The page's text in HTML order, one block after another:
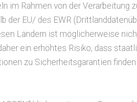
im Rahmen von der
der EU/ des EWR
Ländern ist möglicherweise
ein erhöhtes Risiko, dass
zu Sicherheitsgarantien